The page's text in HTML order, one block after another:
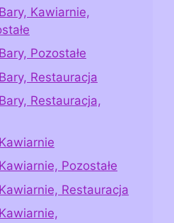
Kawiarnie,
Pozostałe
Restauracja
Restauracja,
Pozostałe
Restauracja